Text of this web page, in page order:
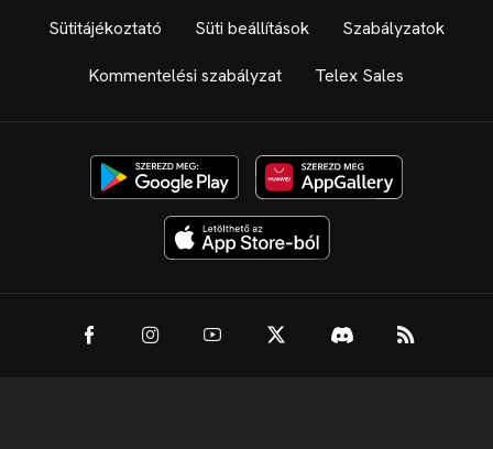
Sütitájékoztató Süti beállítások Szabályzatok
Kommentelési szabályzat Telex Sales